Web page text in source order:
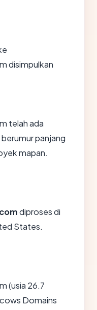
disimpulkan
telah ada
panjang
mapan.
diproses di
States.
(usia 26.7
Domains